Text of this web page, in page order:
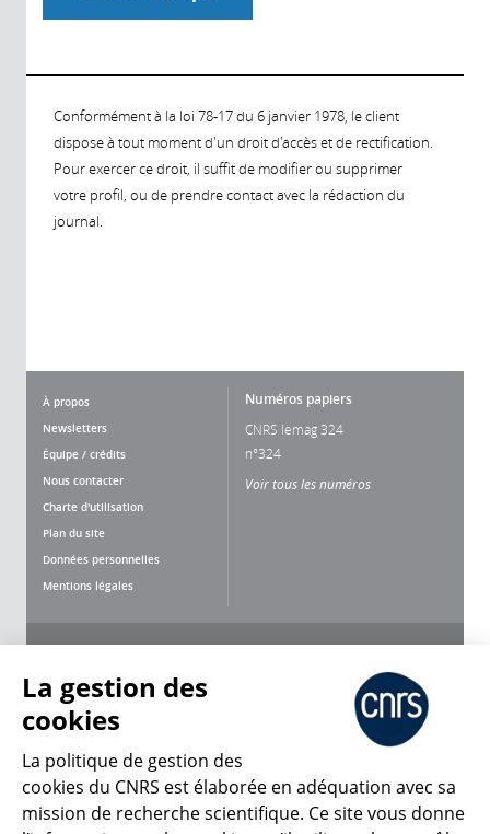
Conformément à la loi 78-17 du 6 janvier 1978, le client
dispose à tout moment d'un droit d'accès et de rectification.
Pour exercer ce droit, il suffit de modifier ou supprimer
votre profil, ou de prendre contact avec la rédaction du
journal.
À propos
Newsletters
Équipe / crédits
Nous contacter
Charte d'utilisation
Plan du site
Données personnelles
Mentions légales
Numéros papiers
CNRS lemag 324
n°324
Voir tous les numéros
CNRS Le Mag
La gestion des
cookies
La politique de gestion des
cookies du CNRS est élaborée en adéquation avec sa
mission de recherche scientifique. Ce site vous donne